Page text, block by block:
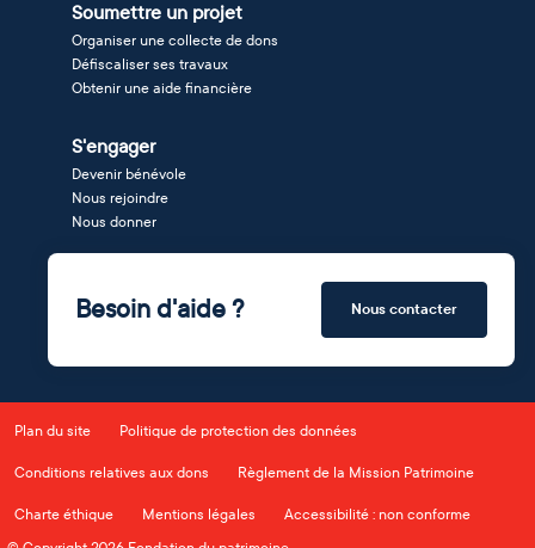
Soumettre un projet
Organiser une collecte de dons
Défiscaliser ses travaux
Obtenir une aide financière
S'engager
Devenir bénévole
Nous rejoindre
Nous donner
Besoin d'aide ? Nous contacter
Plan du site Politique de protection des données
Conditions relatives aux dons Règlement de la Mission Patrimoine
Charte éthique Mentions légales
Accessibilité : non conforme